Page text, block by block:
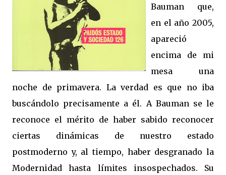
Bauman que,
en el año 2005,
apareció
encima de mi
mesa una
noche de primavera. La verdad es que no iba
buscándolo precisamente a él. A Bauman se le
reconoce el mérito de haber sabido reconocer
ciertas dinámicas de nuestro estado
postmoderno y, al tiempo, haber desgranado la
Modernidad hasta límites insospechados. Su